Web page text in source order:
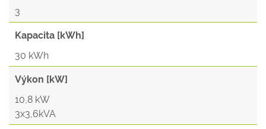
3
Kapacita [kWh]
30 kWh
Výkon [kW]
10,8 kW
3x3,6kVA